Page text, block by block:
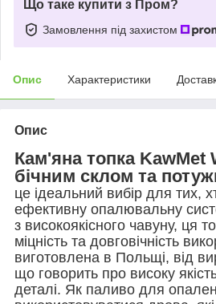
Що таке купити з Пром?
Замовлення під захистом
Опис Характеристики
Опис
Кам'яна топка KawMet
бічним склом та
це ідеальний вибір для тих,
ефективну опалювальну
з високоякісного чавуну, ця
міцність та довговічність
виготовлена в Польщі, від
що говорить про високу
деталі. Як паливо для